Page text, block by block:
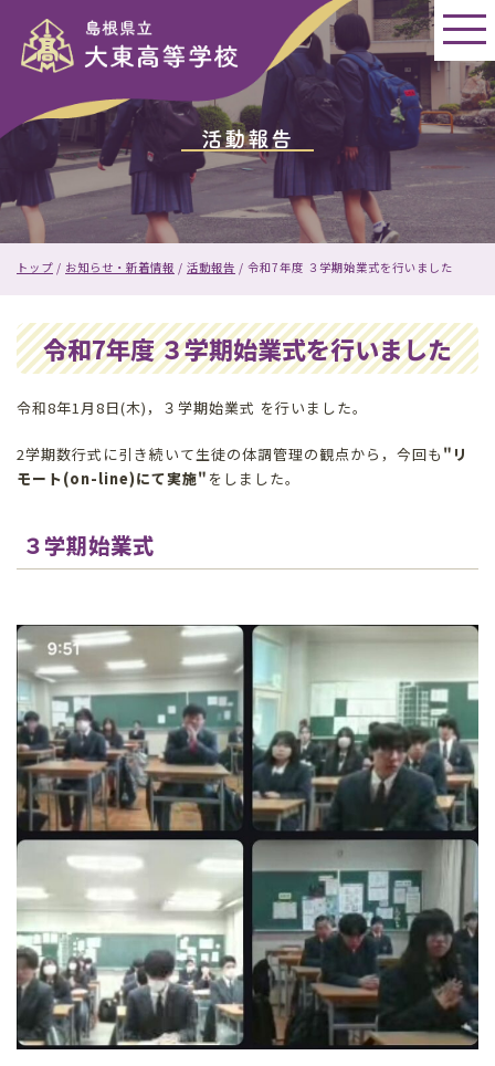
活動報告
現
位
置：
トップ / お知らせ・新着情報 / 活動報告 / 令和7年度 ３学期始業式を行いました
令和7年度 ３学期始業式を行いました
令和8年1月8日(木)，３学期始業式 を行いました。
2学期数行式に引き続いて生徒の体調管理の観点から，今回も "リ
モート(on-line)にて実施" をしました。
３学期始業式